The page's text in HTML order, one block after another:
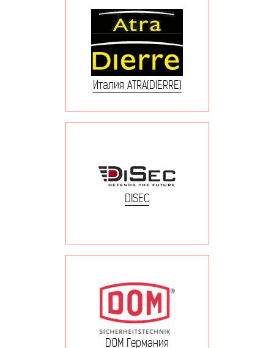
Италия ATRA(DIERRE)
DISEC
DOM Германия